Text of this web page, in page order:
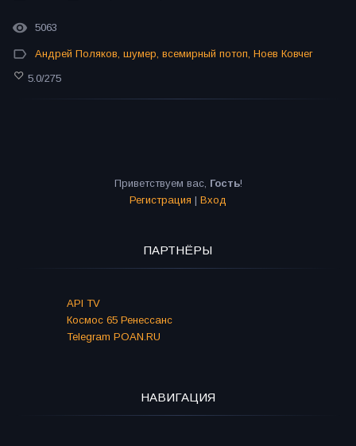
5063
Андрей Поляков, шумер, всемирный потоп, Ноев Ковчег
5.0/275
Приветствуем вас, Гость!
Регистрация | Вход
ПАРТНЁРЫ
API TV
Космос 65 Ренессанс
Telegram POAN.RU
НАВИГАЦИЯ